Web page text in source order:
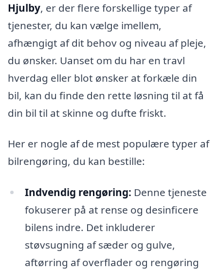
Hjulby, er der flere forskellige typer af
tjenester, du kan vælge imellem,
afhængigt af dit behov og niveau af pleje,
du ønsker. Uanset om du har en travl
hverdag eller blot ønsker at forkæle din
bil, kan du finde den rette løsning til at få
din bil til at skinne og dufte friskt.
Her er nogle af de mest populære typer af
bilrengøring, du kan bestille:
Indvendig rengøring: Denne tjeneste
fokuserer på at rense og desinficere
bilens indre. Det inkluderer
støvsugning af sæder og gulve,
aftørring af overflader og rengøring